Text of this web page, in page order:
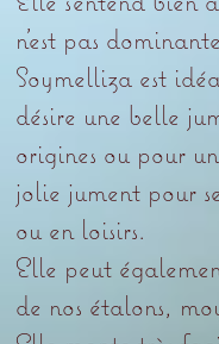
n’est pas
Soymelliza est
désire une belle
origines ou pour
jolie jument pour
ou en loisirs.
Elle peut
de nos étalons,